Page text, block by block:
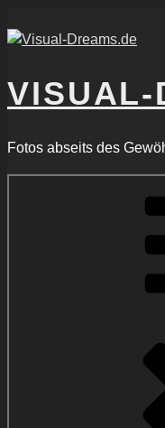
Inhalt
VISUAL-
Fotos abseits des